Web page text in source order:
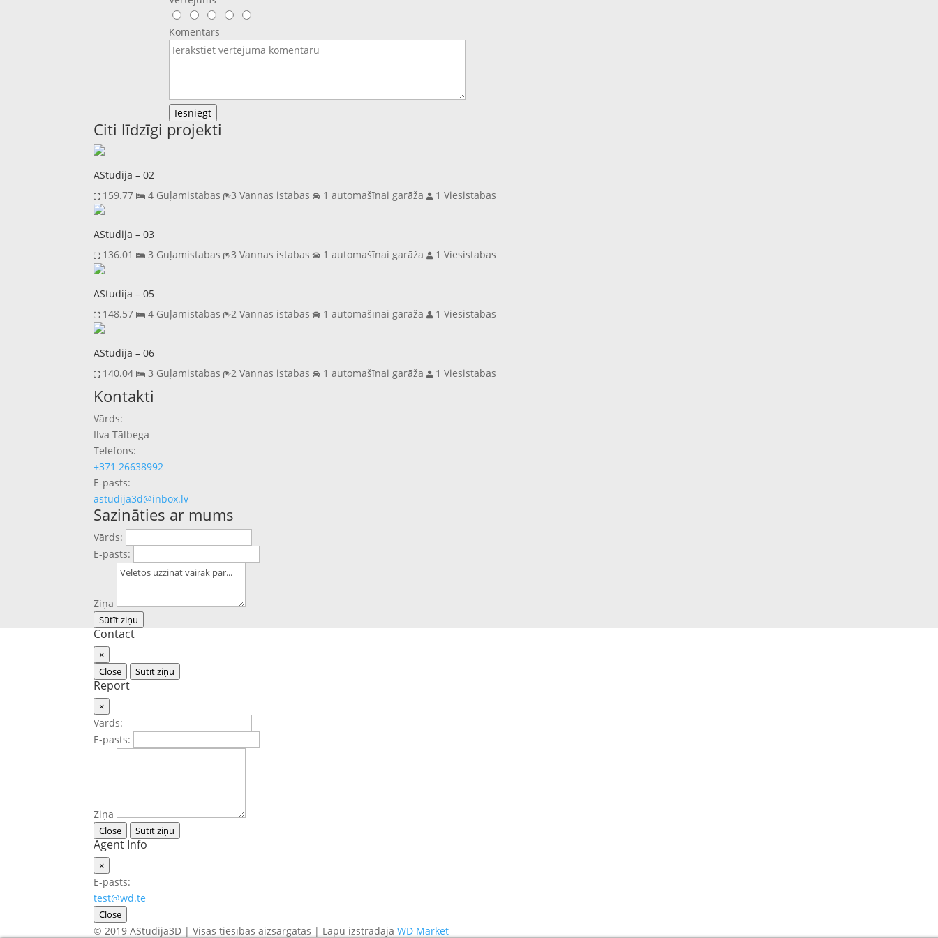
Komentārs
Iesniegt
Citi līdzīgi projekti
AStudija – 02
159.77
4 Guļamistabas 3 Vannas istabas 1 automašīnai garāža 1 Viesistabas
AStudija – 03
136.01
3 Guļamistabas 3 Vannas istabas 1 automašīnai garāža 1 Viesistabas
AStudija – 05
148.57
4 Guļamistabas 2 Vannas istabas 1 automašīnai garāža 1 Viesistabas
AStudija – 06
140.04
3 Guļamistabas 2 Vannas istabas 1 automašīnai garāža
1 Viesistabas
Previous
Next
Kontakti
Vārds:
Ilva Tālbega
Telefons:
+371 26638992
E-pasts:
astudija3d@inbox.lv
Sazināties ar mums
Vārds:
E-pasts:
Ziņa
Sūtīt ziņu
Contact
×
Close
Sūtīt ziņu
Report
×
Vārds:
E-pasts:
Ziņa
Close Sūtīt ziņu
Agent Info
×
E-pasts:
test@wd.te
Close
© 2019 AStudija3D | Visas tiesības aizsargātas | Lapu izstrādājaWD Market